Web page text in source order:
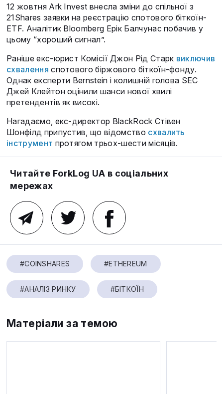
12 жовтня Ark Invest внесла зміни до спільної з
21Shares заявки на реєстрацію спотового біткоїн-
ETF. Аналітик Bloomberg Ерік Балчунас побачив у
цьому “хороший сигнал”.
Раніше екс-юрист Комісії Джон Рід Старк виключив
схвалення спотового біржового біткоїн-фонду.
Однак експерти Bernstein і колишній голова SEC
Джей Клейтон оцінили шанси нової хвилі
претендентів як високі.
Нагадаємо, екс-директор BlackRock Стівен
Шонфілд припустив, що відомство схвалить
інструмент протягом трьох-шести місяців.
Читайте ForkLog UA в соціальних
мережах
#COINSHARES #ETHEREUM
#АНАЛІЗ РИНКУ #БІТКОЇН
Матеріали за темою